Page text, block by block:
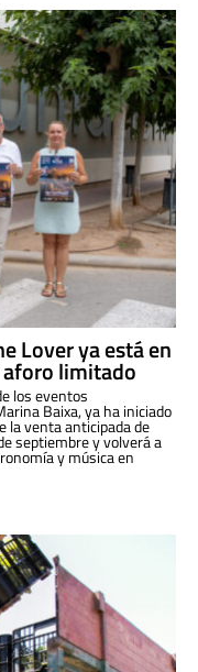
Lover ya está en
aforo limitado
los eventos
Baixa, ya ha iniciado
la venta anticipada de
septiembre y volverá a
y música en